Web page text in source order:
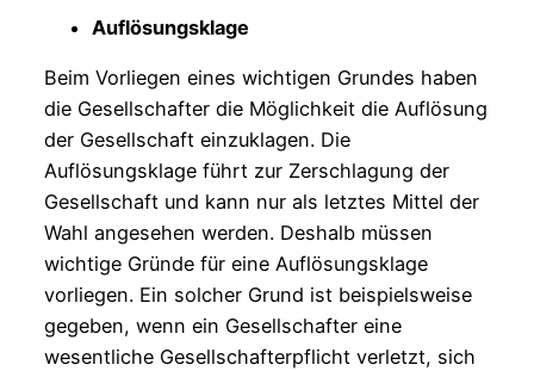
Auflösungsklage
Beim Vorliegen eines wichtigen Grundes haben
die Gesellschafter die Möglichkeit die Auflösung
der Gesellschaft einzuklagen. Die
Auflösungsklage führt zur Zerschlagung der
Gesellschaft und kann nur als letztes Mittel der
Wahl angesehen werden. Deshalb müssen
wichtige Gründe für eine Auflösungsklage
vorliegen. Ein solcher Grund ist beispielsweise
gegeben, wenn ein Gesellschafter eine
wesentliche Gesellschafterpflicht verletzt, sich